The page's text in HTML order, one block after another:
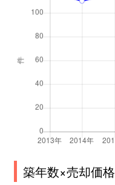
築年数×売却価格